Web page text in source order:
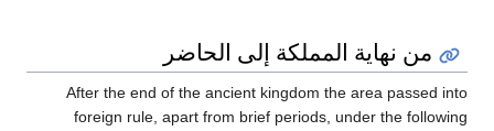
من نهاية المملكة إلى الحاضر
After the end of the ancient kingdom the area passed
foreign rule, apart from brief periods, under the